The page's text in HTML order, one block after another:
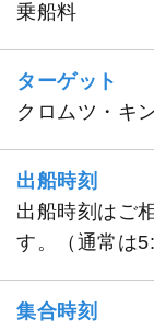
乗船料
ターゲット
クロムツ・キ
出船時刻
出船時刻はご
す。（通常は
集合時刻